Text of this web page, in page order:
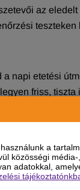
a
közösségi
adatokkal,
az
a napi etetési
friss, tiszta
mennyiség
baromfi,